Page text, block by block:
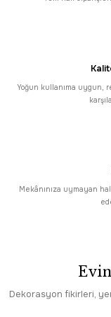
1.048,00
Romans London 9004
Romans
Romans London 9001
Yoğun kullanıma uygun,
Mekânınıza uymayan
Dekorasyon fikirleri,